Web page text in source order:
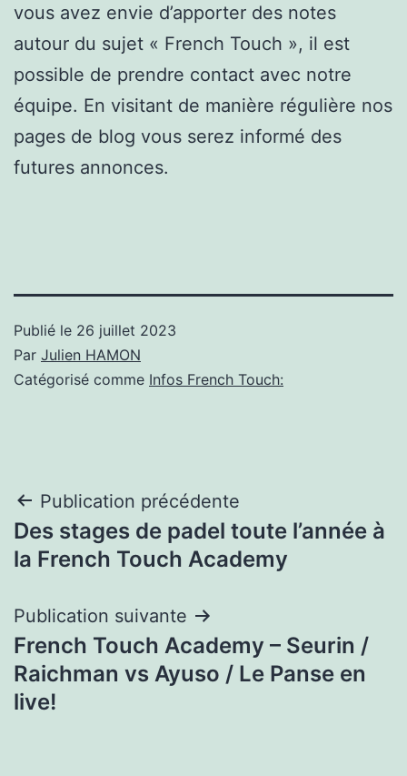
vous avez envie d’apporter des notes
autour du sujet « French Touch », il est
possible de prendre contact avec notre
équipe. En visitant de manière régulière nos
pages de blog vous serez informé des
futures annonces.
Publié le 26 juillet 2023
Par Julien HAMON
Catégorisé comme Infos French Touch:
Navigation
de
Publication précédente
Des stages de padel toute l’année à
la French Touch Academy
Publication suivante
French Touch Academy – Seurin /
Raichman vs Ayuso / Le Panse en
live!